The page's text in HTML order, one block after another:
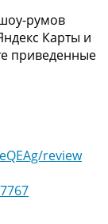
румов
Карты и
приведенные
review